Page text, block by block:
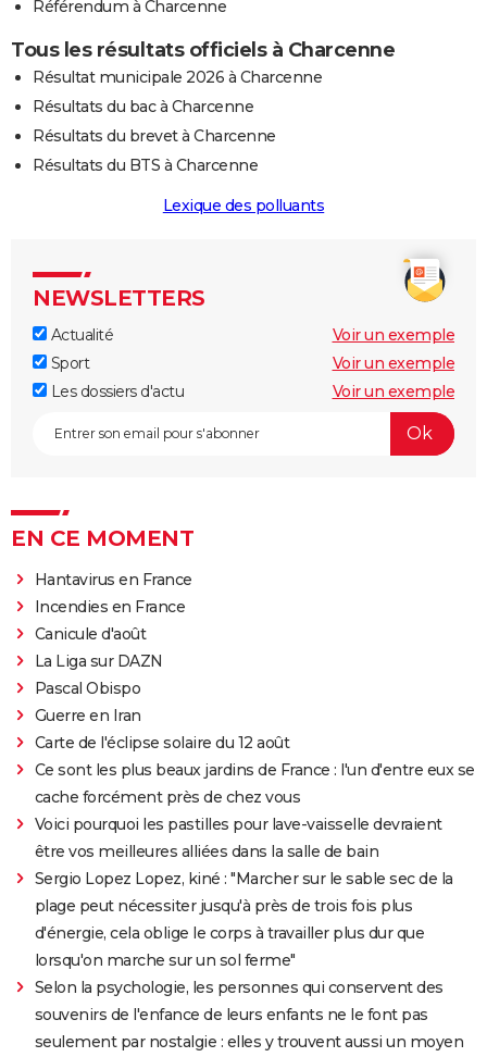
Référendum à Charcenne
Tous les résultats officiels à Charcenne
Résultat municipale 2026 à Charcenne
Résultats du bac à Charcenne
Résultats du brevet à Charcenne
Résultats du BTS à Charcenne
Lexique des polluants
NEWSLETTERS
Actualité
Voir un exemple
Sport
Voir un exemple
Les dossiers d'actu
Voir un exemple
EN CE MOMENT
Hantavirus en France
Incendies en France
Canicule d'août
La Liga sur DAZN
Pascal Obispo
Guerre en Iran
Carte de l'éclipse solaire du 12 août
Ce sont les plus beaux jardins de France : l'un d'entre eux se
cache forcément près de chez vous
Voici pourquoi les pastilles pour lave-vaisselle devraient
être vos meilleures alliées dans la salle de bain
Sergio Lopez Lopez, kiné : "Marcher sur le sable sec de la
plage peut nécessiter jusqu'à près de trois fois plus
d'énergie, cela oblige le corps à travailler plus dur que
lorsqu'on marche sur un sol ferme"
Selon la psychologie, les personnes qui conservent des
souvenirs de l'enfance de leurs enfants ne le font pas
seulement par nostalgie : elles y trouvent aussi un moyen